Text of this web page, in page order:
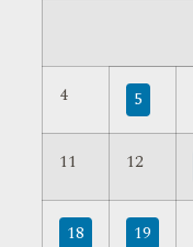
4 5
11 12
18 19